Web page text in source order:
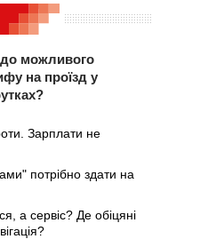
до можливого
на проїзд у
Зарплати не
потрібно здати на
а сервіс? Де обіцяні